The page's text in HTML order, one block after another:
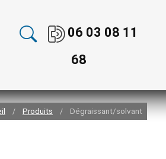
06 03 08 11
68
/ Produits / Dégraissant/solvant